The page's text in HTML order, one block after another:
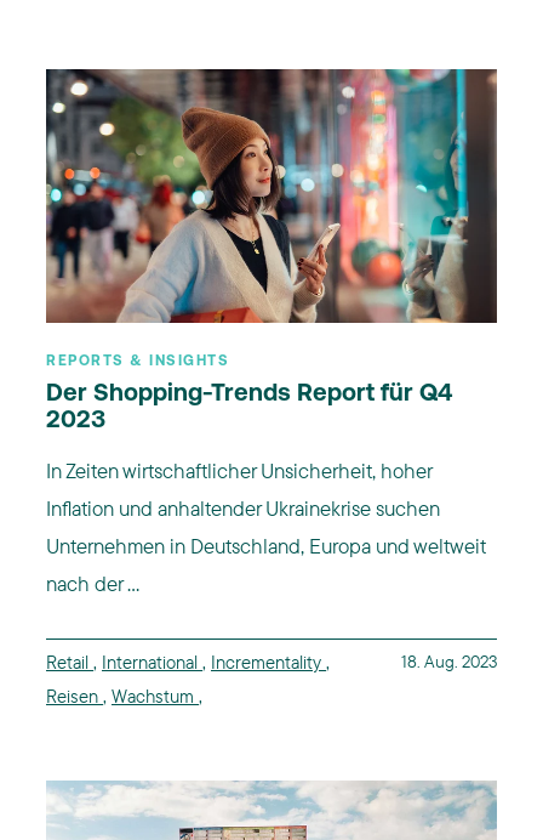
REPORTS & INSIGHTS
Der Shopping-Trends Report für Q4
2023
In Zeiten wirtschaftlicher Unsicherheit, hoher
Inflation und anhaltender Ukrainekrise suchen
Unternehmen in Deutschland, Europa und weltweit
nach der ...
Retail , International , Incrementality ,
Reisen , Wachstum ,
18. Aug. 2023